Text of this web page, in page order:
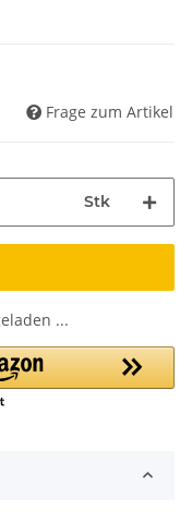
Frage zum Artikel
Stk
...